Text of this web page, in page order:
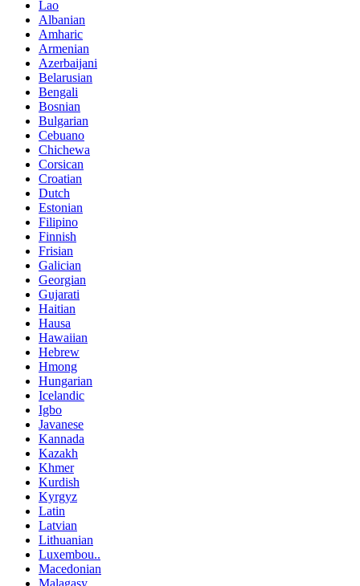
Lao
Albanian
Amharic
Armenian
Azerbaijani
Belarusian
Bengali
Bosnian
Bulgarian
Cebuano
Chichewa
Corsican
Croatian
Dutch
Estonian
Filipino
Finnish
Frisian
Galician
Georgian
Gujarati
Haitian
Hausa
Hawaiian
Hebrew
Hmong
Hungarian
Icelandic
Igbo
Javanese
Kannada
Kazakh
Khmer
Kurdish
Kyrgyz
Latin
Latvian
Lithuanian
Luxembou..
Macedonian